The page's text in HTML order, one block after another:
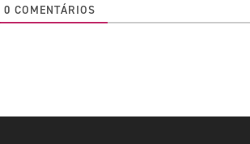
0 COMENTÁRIOS